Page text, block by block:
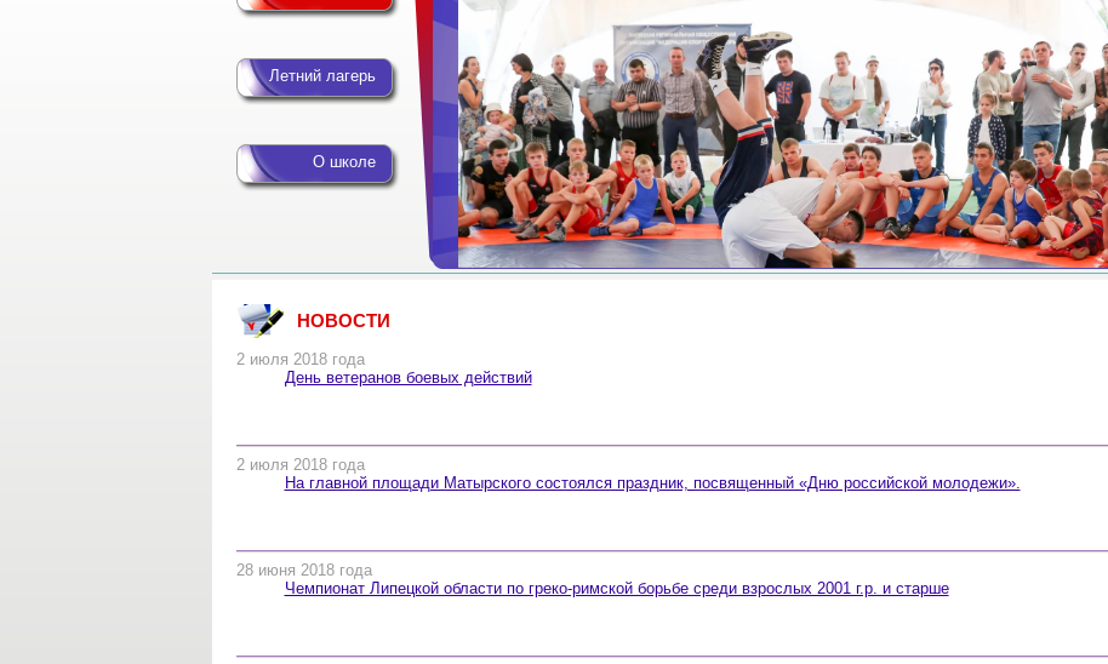
Летний лагерь
О школе
НОВОСТИ
2 июля 2018 года
День ветеранов боевых действий
2 июля 2018 года
На главной площади Матырского состоялся праздник, посвященный «Дню российской молодежи».
28 июня 2018 года
Чемпионат Липецкой области по греко-римской борьбе среди взрослых 2001 г.р. и старше